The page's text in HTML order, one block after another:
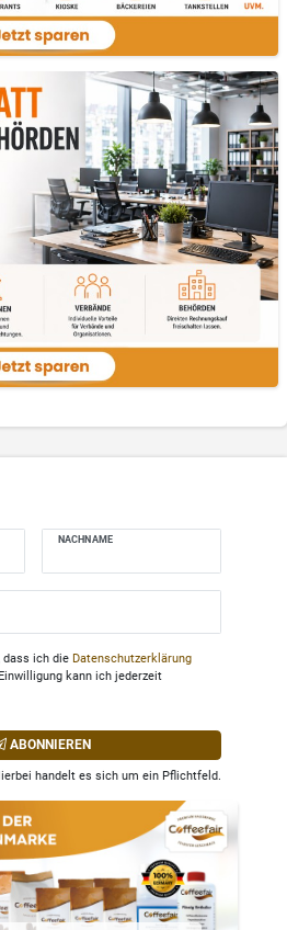
NACHNAME
ich die Daten­schutz­erklärung
kann ich jederzeit
ABONNIEREN
handelt es sich um ein Pflichtfeld.